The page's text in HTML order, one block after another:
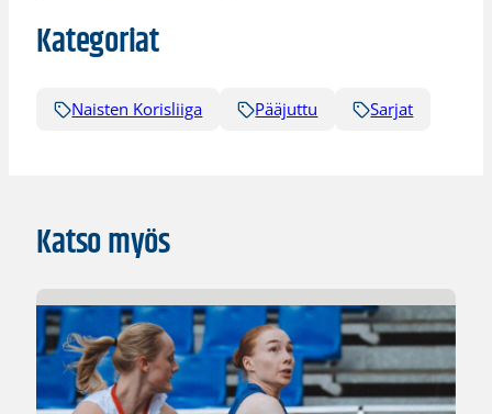
Kategoriat
Naisten Korisliiga Pääjuttu Sarjat
Katso myös